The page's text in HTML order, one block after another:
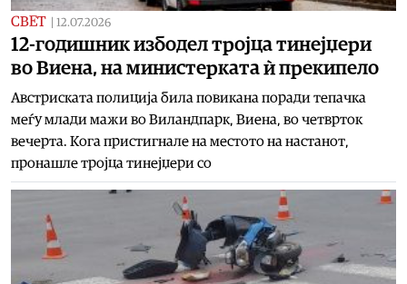
СВЕТ 12.07.2026
12-годишник избодел тројца тинејџери
во Виена, на министерката ѝ прекипело
Австриската полиција била повикана поради тепачка
меѓу млади мажи во Виландпарк, Виена, во четврток
вечерта. Кога пристигнале на местото на настанот,
пронашле тројца тинејџери со